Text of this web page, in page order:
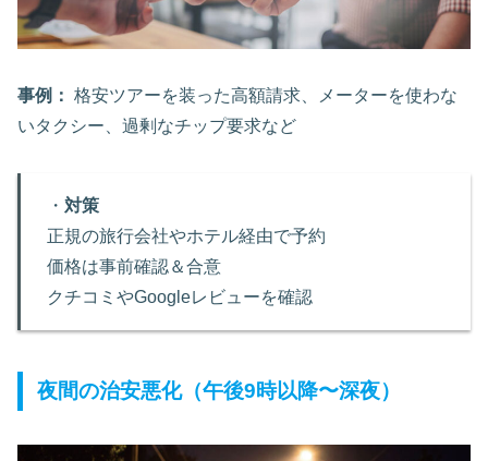
事例： 格安ツアーを装った高額請求、メーターを使わな
いタクシー、過剰なチップ要求など
・ 対策
正規の旅行会社やホテル経由で予約
価格は事前確認＆合意
クチコミやGoogleレビューを確認
夜間の治安悪化（午後9時以降〜深夜）